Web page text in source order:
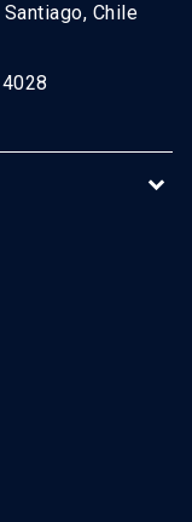
Chile